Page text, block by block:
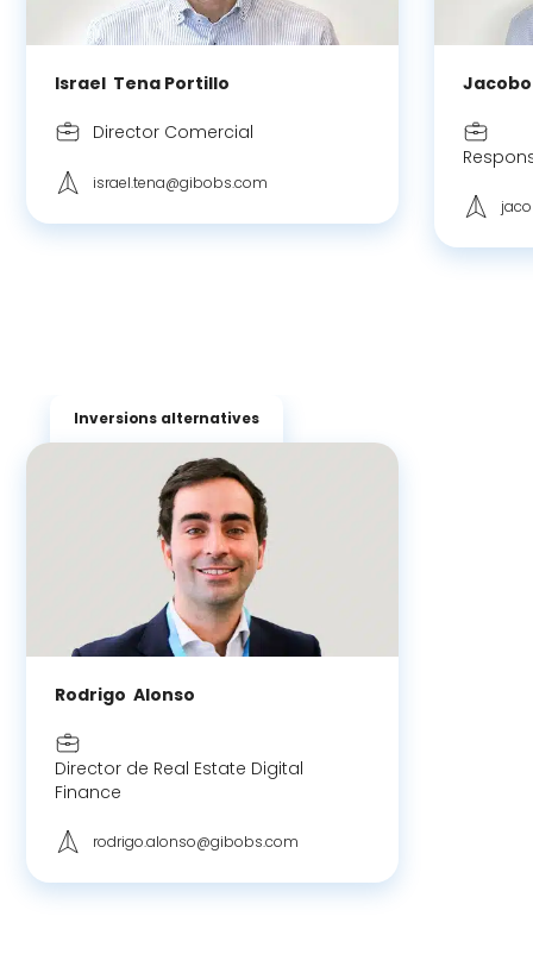
Israel Tena Portillo
Director Comercial
israel.tena@gibobs.com
Jacobo
Inversions alternatives
Rodrigo Alonso
Director de Real Estate Digital
Finance
rodrigo.alonso@gibobs.com